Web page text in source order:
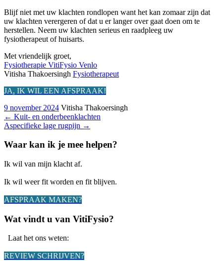
Blijf niet met uw klachten rondlopen want het kan zomaar zijn dat
uw klachten verergeren of dat u er langer over gaat doen om te
herstellen. Neem uw klachten serieus en raadpleeg uw
fysiotherapeut of huisarts.
Met vriendelijk groet,
Fysiotherapie VitiFysio Venlo
Vitisha Thakoersingh Fysiotherapeut
JA, IK WIL EEN AFSPRAAK!
9 november 2024 Vitisha Thakoersingh
← Kuit- en onderbeenklachten
Aspecifieke lage rugpijn →
Waar kan ik je mee helpen?
Ik wil van mijn klacht af.
Ik wil weer fit worden en fit blijven.
AFSPRAAK MAKEN?
Wat vindt u van VitiFysio?
Laat het ons weten:
REVIEW SCHRIJVEN?